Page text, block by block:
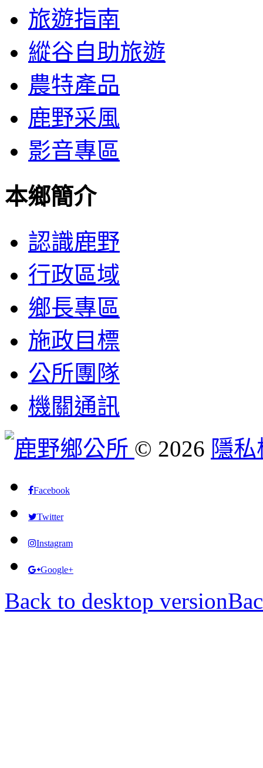
旅遊指南
縱谷自助旅遊
農特產品
鹿野采風
影音專區
本鄉簡介
認識鹿野
行政區域
鄉長專區
施政目標
公所團隊
機關通訊
© 2026 隱
Facebook
Twitter
Instagram
Google+
Back to desktop version